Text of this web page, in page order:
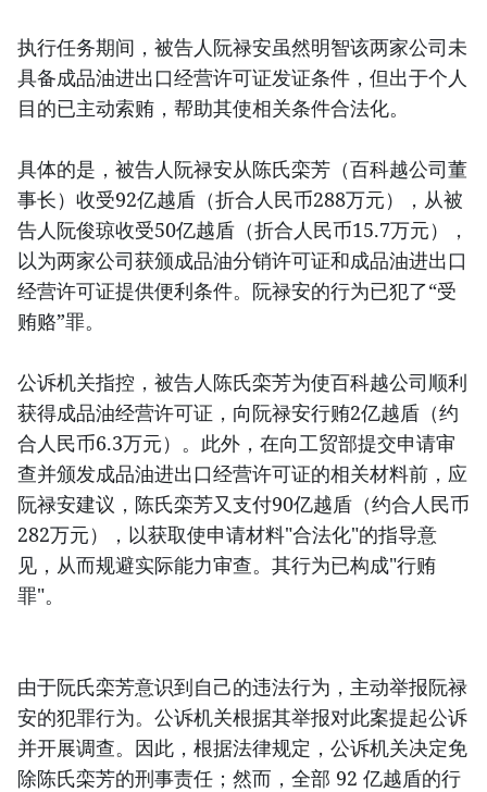
执行任务期间，被告人阮禄安虽然明智该两家公司未
具备成品油进出口经营许可证发证条件，但出于个人
目的已主动索贿，帮助其使相关条件合法化。
具体的是，被告人阮禄安从陈氏栾芳（百科越公司董
事长）收受92亿越盾（折合人民币288万元），从被
告人阮俊琼收受50亿越盾（折合人民币15.7万元），
以为两家公司获颁成品油分销许可证和成品油进出口
经营许可证提供便利条件。阮禄安的行为已犯了“受
贿赂”罪。
公诉机关指控，被告人陈氏栾芳为使百科越公司顺利
获得成品油经营许可证，向阮禄安行贿2亿越盾（约
合人民币6.3万元）。此外，在向工贸部提交申请审
查并颁发成品油进出口经营许可证的相关材料前，应
阮禄安建议，陈氏栾芳又支付90亿越盾（约合人民币
282万元），以获取使申请材料"合法化"的指导意
见，从而规避实际能力审查。其行为已构成"行贿
罪"。
由于阮氏栾芳意识到自己的违法行为，主动举报阮禄
安的犯罪行为。公诉机关根据其举报对此案提起公诉
并开展调查。因此，根据法律规定，公诉机关决定免
除陈氏栾芳的刑事责任；然而，全部 92 亿越盾的行